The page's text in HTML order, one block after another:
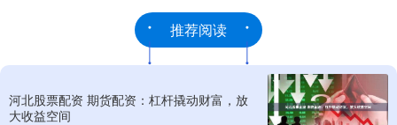
推荐阅读
河北股票配资 期货配资：杠杆撬动财富，放
大收益空间